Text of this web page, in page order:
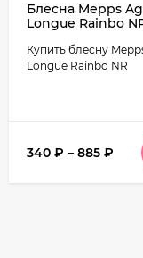
Блесна Mepps
Longue Rainbo
Купить блесну
Longue Rainbo NR
340 ₽ – 885 ₽